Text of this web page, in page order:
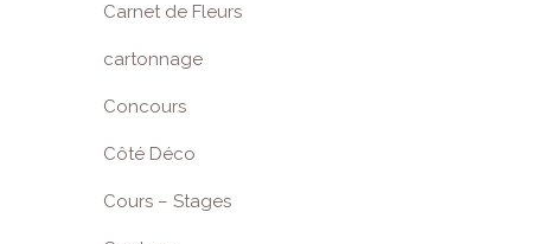
Carnet de Fleurs
cartonnage
Concours
Côté Déco
Cours – Stages